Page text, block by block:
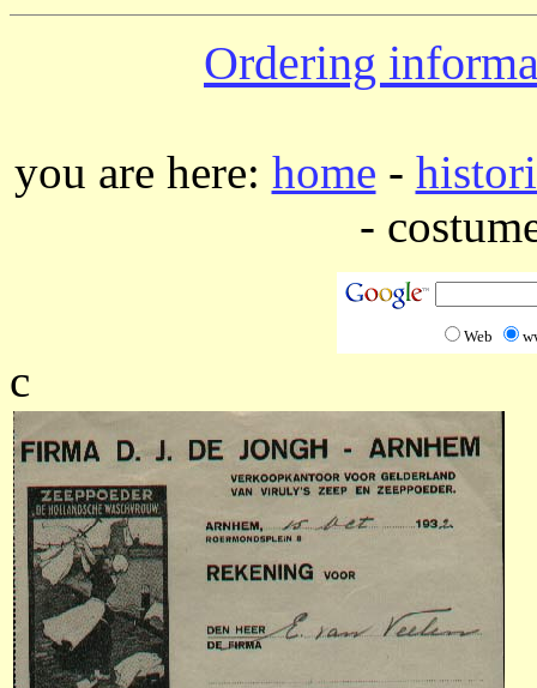
Ordering
you are here: home -
-
Web
c